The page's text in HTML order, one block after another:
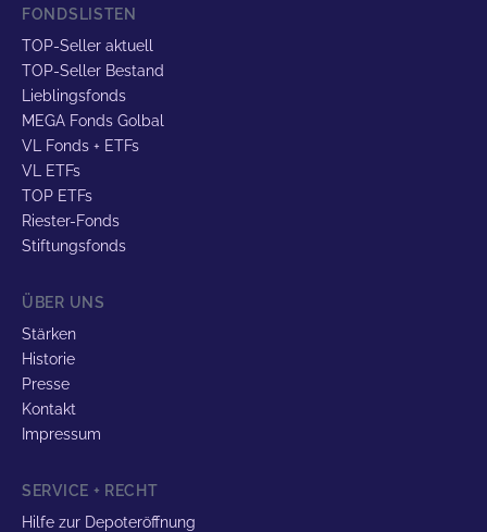
FONDSLISTEN
TOP-Seller aktuell
TOP-Seller Bestand
Lieblingsfonds
MEGA Fonds Golbal
VL Fonds + ETFs
VL ETFs
TOP ETFs
Riester-Fonds
Stiftungsfonds
ÜBER UNS
Stärken
Historie
Presse
Kontakt
Impressum
SERVICE + RECHT
Hilfe zur Depoteröffnung